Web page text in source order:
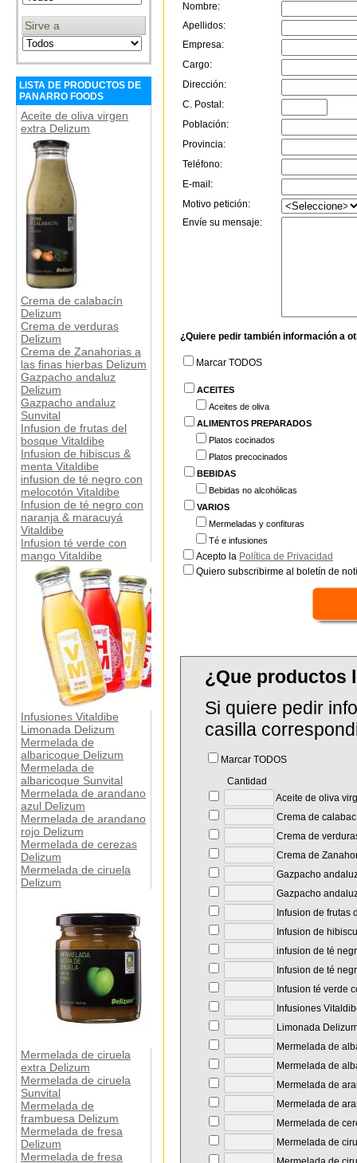
Sirve a
LISTA DE PRODUCTOS DE
PANARRO FOODS
Aceite de oliva virgen
extra Delizum
Crema de calabacín
Delizum
Crema de verduras
Delizum
Crema de Zanahorias a
las finas hierbas Delizum
Gazpacho andaluz
Delizum
Gazpacho andaluz
Sunvital
Infusion de frutas del
bosque Vitaldibe
Infusion de hibiscus &
menta Vitaldibe
infusion de té negro con
melocotón Vitaldibe
Infusion de té negro con
naranja & maracuyá
Vitaldibe
Infusion té verde con
mango Vitaldibe
Infusiones Vitaldibe
Limonada Delizum
Mermelada de
albaricoque Delizum
Mermelada de
albaricoque Sunvital
Mermelada de arandano
azul Delizum
Mermelada de arandano
rojo Delizum
Mermelada de cerezas
Delizum
Mermelada de ciruela
Delizum
Mermelada de ciruela
extra Delizum
Mermelada de ciruela
Sunvital
Mermelada de
frambuesa Delizum
Mermelada de fresa
Delizum
Mermelada de fresa
Nombre:
Apellidos:
Empresa:
Cargo:
Dirección:
C. Postal:
Población:
Provincia:
Teléfono:
E-mail:
Motivo petición:
Envíe su mensaje:
¿Quiere pedir también información a
Marcar TODOS
ACEITES
Aceites de oliva
ALIMENTOS PREPARADOS
Platos cocinados
Platos precocinados
BEBIDAS
Bebidas no alcohólicas
VARIOS
Mermeladas y confituras
Té e infusiones
Acepto la Política de Privacidad
Quiero subscribirme al boletín de
¿Que productos
Si quiere pedir
casilla
Marcar TODOS
Cantidad
Aceite de oliva
Crema de
Crema de
Crema de
Gazpacho
Gazpacho
Infusion de frutas
Infusion de
infusion de té
Infusion de té
Infusion té verde
Infusiones
Limonada
Mermelada de
Mermelada de
Mermelada de
Mermelada de
Mermelada de
Mermelada de